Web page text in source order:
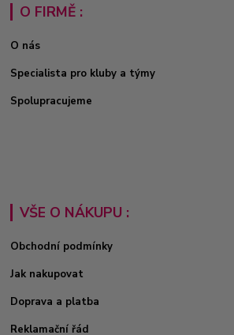
O FIRMĚ :
O nás
Specialista pro kluby a týmy
Spolupracujeme
VŠE O NÁKUPU :
Obchodní podmínky
Jak nakupovat
Doprava a platba
Reklamační řád